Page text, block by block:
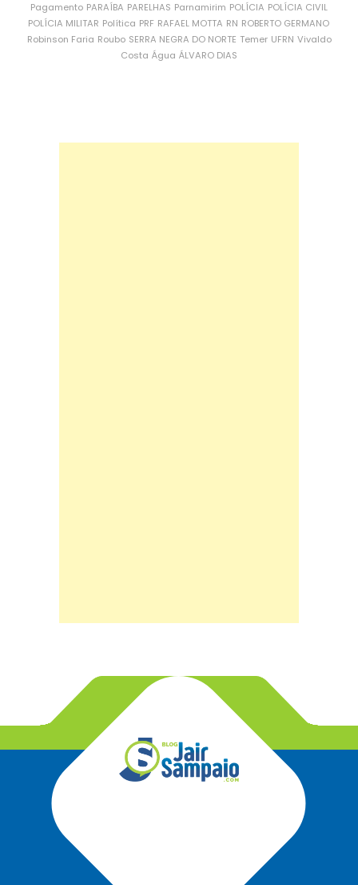
Pagamento PARAÍBA PARELHAS Parnamirim POLÍCIA POLÍCIA CIVIL
POLÍCIA MILITAR Política PRF RAFAEL MOTTA RN ROBERTO GERMANO
Robinson Faria Roubo SERRA NEGRA DO NORTE Temer UFRN Vivaldo
Costa Água ÁLVARO DIAS